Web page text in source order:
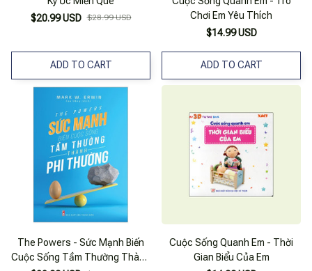
$20.99 USD $28.99 USD
ADD TO CART
Chơi Em Yêu Thích
$14.99 USD
ADD TO CART
The Powers - Sức Mạnh Biến
Cuộc Sống Tầm Thường Thành
Cuộc Sống Quanh Em - Thời
Gian Biểu Của Em